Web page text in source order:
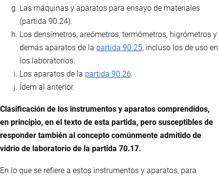
Las máquinas y aparatos para ensayo de materiales
(partida 90.24).
Los densímetros, areómetros, termómetros, higrómetros y
demás aparatos de la partida 90.25, incluso los de uso en
los laboratorios.
Los aparatos de la partida 90.26.
Ídem al anterior.
Clasificación de los instrumentos y aparatos comprendidos,
en principio, en el texto de esta partida, pero susceptibles de
responder también al concepto comúnmente admitido de
vidrio de laboratorio de la partida 70.17.
En lo que se refiere a estos instrumentos y aparatos, para